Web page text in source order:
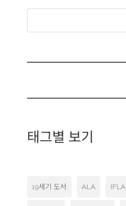
태그별 보기
19세기 도서 ALA IFLA